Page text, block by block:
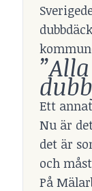
Ett
Nu är
det är
och
På